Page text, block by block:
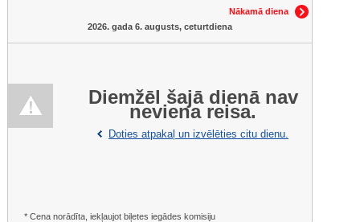
Nākamā diena
2026. gada 6. augusts, ceturtdiena
Diemžēl šajā dienā nav
neviena reisa.
Doties atpakaļ un izvēlēties citu dienu.
* Cena norādīta, iekļaujot biļetes iegādes komisiju